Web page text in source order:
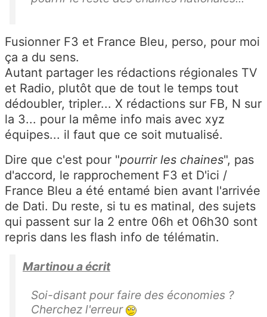
Fusionner F3 et France Bleu, perso, pour moi
ça a du sens.
Autant partager les rédactions régionales TV
et Radio, plutôt que de tout le temps tout
dédoubler, tripler... X rédactions sur FB, N sur
la 3... pour la même info mais avec xyz
équipes... il faut que ce soit mutualisé.
Dire que c'est pour "pourrir les chaines", pas
d'accord, le rapprochement F3 et D'ici /
France Bleu a été entamé bien avant l'arrivée
de Dati. Du reste, si tu es matinal, des sujets
qui passent sur la 2 entre 06h et 06h30 sont
repris dans les flash info de télématin.
Martinou a écrit
Soi-disant pour faire des économies ?
Cherchez l'erreur